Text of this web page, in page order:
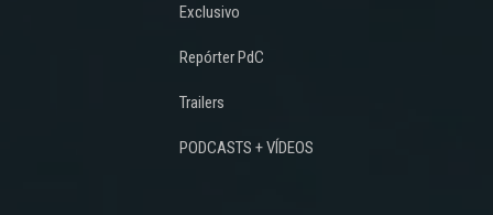
Exclusivo
Repórter PdC
Trailers
PODCASTS + VÍDEOS